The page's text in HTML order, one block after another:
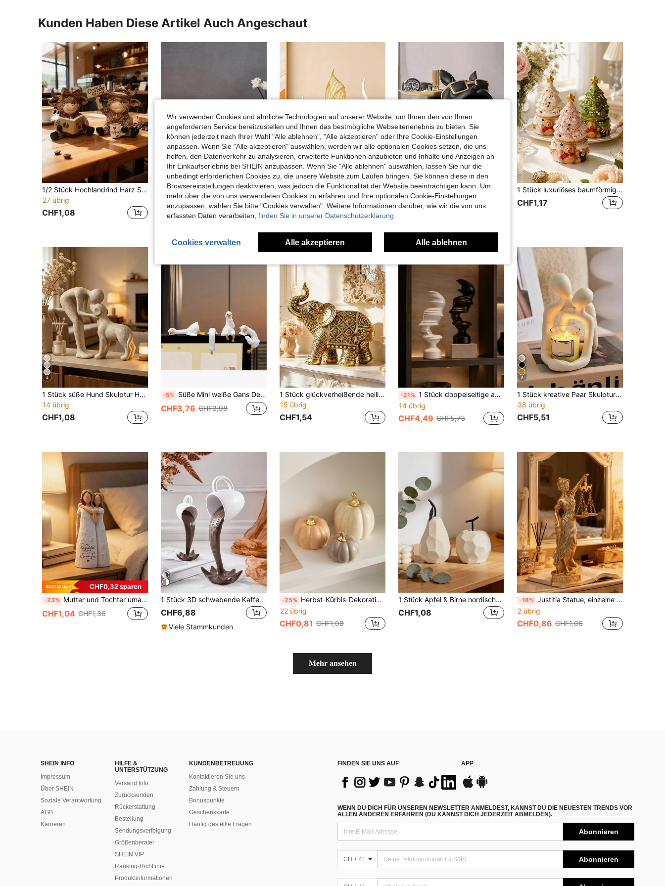
165
Kunden Haben Diese Artikel Auch Angeschaut
1/2 Stück Hochlandrind Harz Skulptur - Schottisches Kuh Statue mit Kaffeetasse und Büchern, rustikale Bauernhaus Dekoration/Outdoor, tolles Geschenk für Kaffeeliebhaber, feine Textur, strapazierfähige Harz Kuh Skulptur (braun/weiß Kuh Muster), Weihnachtsdekoration, Hochlandrind Geschenk, geeignet für Zuhause Schreibtisch, Zimmer, Büro, Wohnzimmer, Balkon, Garten Dekoration
27 übrig
CHF1,08
1 Stück 10,23*6,7 Zoll weiße PVC-Dekorationstafel mit Buchstaben, warmes Indoor-Schreibtisch-Dekor, gesegnetes Buchstaben-Schild, inspirierendes Schreibtisch-Ornament, christliche Glaubens-Heimdekoration, Landhausstil Regaldekoration, Wohnzimmer Schreibtischdekoration
6 übrig
CHF3,07
VELIVÉ
Weiß mit Gold/Silber Heimdekoration, mittelalterlich-moderner Stil dekorative Tischdekoration, abstrakte Kunstskulptur und Figuren Dekoration für Tisch, Bücherregal, Harz Dekorationsartikel, ideal als Muttertagsgeschenk und Hochzeitsdekoration
CHF5,73
18 übrig
CHF2,35
1 Stück luxuriöses baumförmiges dekoratives Ornament, elegante Harz-Tischdekoration, niedliche Heimdekoration, geeignet für Schlafzimmer, Wohnzimmer, Couchtisch und Eingangsbereich, bestes Geschenk für Freunde, Frauen und Heimdekoration-Enthusiasten
CHF1,17
4
1 Stück süße Hund Skulptur Heimdekoration, Mensch und Hund Statue geeignet für Büro, Wohnzimmer, Schlafzimmer, Zuhause, Geschenk für Haustierliebhaber, Wohnzimmer Schlafzimmer Studium Dekoration, Hochzeitsfeier Feiertags Atmosphäre, Valentinstag Hochzeitsgeschenk, bestes Feriengeschenk, Ausstellungsregal Dekoration Geburtstag Abschlussgeschenk
14 übrig
CHF1,08
-5% Süße Mini weiße Gans Dekoration, universell für Auto und Büro, Heimdekoration, Bürodekoration, Armaturenbrett/Schreibtisch/Hängend Mehrzweck, Geschenk
CHF3,76 CHF3,98
1 Stück glückverheißende heilige Elefanten Figur, Feng Shui Dekoration, aus Harz gefertigter dekorativer Artikel, ideal für Wohndekoration, Geschenk für Freunde, Familie, Geburtstag, Inneneinrichtung, Küche, Schlafzimmer, Wohnzimmer, Party, Garten
15 übrig
CHF1,54
-21% 1 Stück doppelseitige abstrakte Skulptur Dekoration, moderne verdrehte Kunstskulptur, minimalistische schwarz-weiße Dekoration geeignet für Wohnzimmer, Bücherregal, Heimdekoration, Geschenk
14 übrig
CHF4,49 CHF5,73
6
1 Stück kreative Paar Skulptur Kerzenhalter, geeignet für moderne Wohndekoration wie Wohnzimmer, Schreibtisch, Nachttisch. Jahrestags-Geschenk (für Mama), Valentinstags-Geschenk, Weihnachts-Dekor Kerzenhalter
38 übrig
CHF5,51
CHF0,32 sparen
-23% Mutter und Tochter umarmende Harzstatue, warme Heimdekoration Ornament, geeignet für Wohnzimmer, Schlafzimmer, Kamin, perfektes Geschenk zum Muttertag, Geburtstag für Mama, nordischer Stil Innenraumdekoration, warme Familiendekoration, Raumdekoration, Heimdekoration
CHF1,04 CHF1,36
1 Stück 3D schwebende Kaffeetasse Dekoration, kreative Harz Anti-Gravitations geneigte Kaffeetasse Ornament, INS Schreibtisch Dekoration, Schreibtisch Display, Esstisch Kunstskulptur, Kaffeeecke Ornament, Handwerks Dekoration, geeignet für Zuhause, Café Dekoration und kreative Fotografie Requisiten
CHF6,88
Viele Stammkunden
-25% Herbst-Kürbis-Dekorationsset, Halloween- und Thanksgiving-Herbst-Tischmittelstück, Herbst-Heimdekoration, Bücherregal-, Kamin- und Couchtisch-Dekoration, rustikaler Landhaus-Gemütlichkeits-Raumschmuck, festliche saisonale Dekoration Heimdekoration Ornamente, Halloween-Dekoration
22 übrig
CHF0,81 CHF1,08
1 Stück Apfel & Birne nordischer Stil minimalistischer Harz Skulptur, geometrische Ästhetik, modernes Dekorationsgeschenk, Heimdekoration Akzent, Regaldekor, Esszimmertischmitte, Wohnzimmerdekoration, abstrakte Kunststatue Dekoration, Esszimmermitte
CHF1,08
-18% Justitia Statue, einzelne Themis-Figur mit Goldfinish, Waage, Schwert und Augenbinde, Bürodekor für Anwaltskanzlei, Heimstudium, Bücherregal, Gerichtssaal und Geschenk für Anwälte und Jurastudenten
2 übrig
CHF0,86 CHF1,06
Mehr ansehen
SHEIN INFO
Impressum
Über SHEIN
Soziale Verantwortung
AGB
Karrieren
HILFE &
UNTERSTÜTZUNG
Versand Info
Zurücksenden
Rückerstattung
Bestellung
Sendungsverfolgung
Größenberater
SHEIN VIP
Ranking-Richtlinie
​Produktinformationen
KUNDENBETREUUNG
Kontaktieren Sie uns
Zahlung & Steuern
Bonuspunkte
Geschenkkarte
Häufig gestellte Fragen
FINDEN SIE UNS AUF APP
WENN DU DICH FÜR UNSEREN NEWSLETTER ANMELDEST, KANNST DU DIE NEUESTEN TRENDS VOR
ALLEN ANDEREN ERFAHREN (DU KANNST DICH JEDERZEIT ABMELDEN).
Abonnieren
CH + 41 Abonnieren
Wir verwenden Cookies und ähnliche Technologien auf unserer Website, um Ihnen den von Ihnen
angeforderten Service bereitzustellen und Ihnen das bestmögliche Webseitenerlebnis zu bieten. Sie
können jederzeit nach Ihrer Wahl "Alle ablehnen", "Alle akzeptieren" oder Ihre Cookie-Einstellungen
anpassen. Wenn Sie "Alle akzeptieren" auswählen, werden wir alle optionalen Cookies setzen, die uns
helfen, den Datenverkehr zu analysieren, erweiterte Funktionen anzubieten und Inhalte und Anzeigen an
Ihr Einkaufserlebnis bei SHEIN anzupassen. Wenn Sie "Alle ablehnen" auswählen, lassen Sie nur die
unbedingt erforderlichen Cookies zu, die unsere Website zum Laufen bringen. Sie können diese in den
Browsereinstellungen deaktivieren, was jedoch die Funktionalität der Website beeinträchtigen kann. Um
mehr über die von uns verwendeten Cookies zu erfahren und Ihre optionalen Cookie-Einstellungen
anzupassen, wählen Sie bitte "Cookies verwalten". Weitere Informationen darüber, wie wir die von uns
erfassten Daten verarbeiten, finden Sie in unserer Datenschutzerklärung.
Cookies verwalten Alle akzeptieren Alle ablehnen